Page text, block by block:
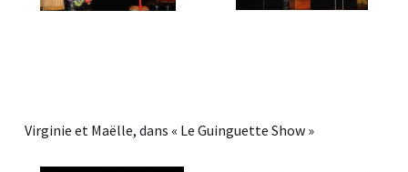
Virginie et Maëlle, dans « Le Guinguette Show »